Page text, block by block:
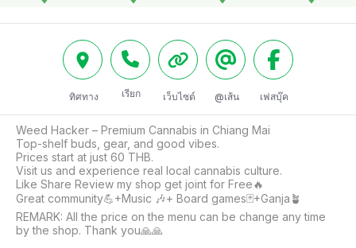
ทิศทาง เรียก เว็บไซต์ @เส้น เฟสบุ๊ค
Weed Hacker – Premium Cannabis in Chiang Mai
Top-shelf buds, gear, and good vibes.
Prices start at just 60 THB.
Visit us and experience real local cannabis culture.
Like Share Review my shop get joint for Free🔥
Great community💪+Music 🎶+ Board games🃏+Ganja🪴
REMARK: All the price on the menu can be change any time
by the shop. Thank you🙏🙏